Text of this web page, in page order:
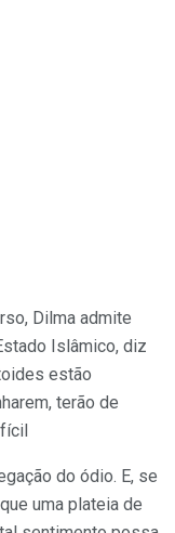
Dilma admite
Islâmico, diz
estão
terão de
do ódio. E, se
uma plateia de